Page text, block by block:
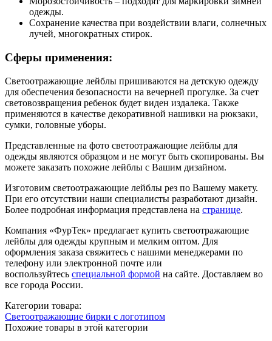
одежды.
Сохранение качества при воздействии влаги, солнечных
лучей, многократных стирок.
Сферы применения:
Светоотражающие лейблы пришиваются на детскую одежду
для обеспечения безопасности на вечерней прогулке. За счет
световозвращения ребенок будет виден издалека. Также
применяются в качестве декоративной нашивки на рюкзаки,
сумки, головные уборы.
Представленные на фото светоотражающие лейблы для
одежды являются образцом и не могут быть скопированы. Вы
можете заказать похожие лейблы с Вашим дизайном.
Изготовим светоотражающие лейблы рез по Вашему макету.
При его отсутствии наши специалисты разработают дизайн.
Более подробная информация представлена на странице.
Компания «ФурТек» предлагает купить светоотражающие
лейблы для одежды крупным и мелким оптом. Для
оформления заказа свяжитесь с нашими менеджерами по
телефону или электронной почте или
воспользуйтесь специальной формой на сайте. Доставляем во
все города России.
Категории товара:
Светоотражающие бирки с логотипом
Похожие товары в этой категории